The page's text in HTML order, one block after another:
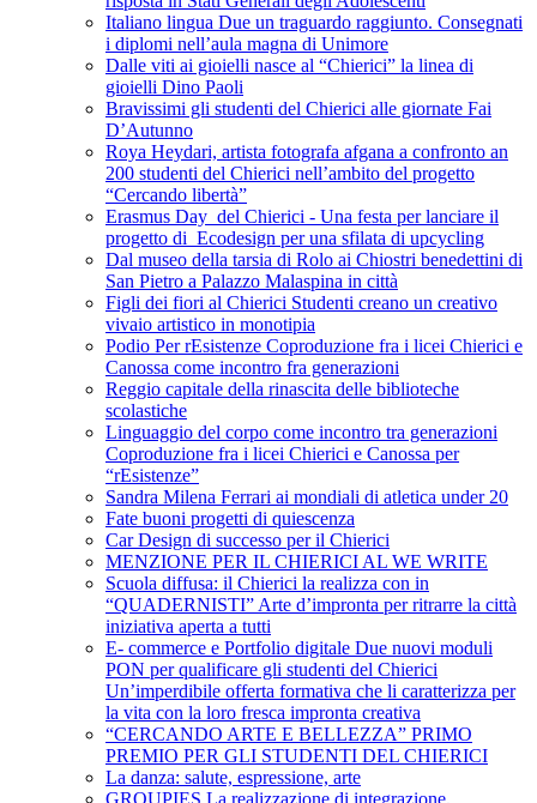
Italiano lingua Due un traguardo raggiunto. Consegnati
i diplomi nell’aula magna di Unimore
Dalle viti ai gioielli nasce al “Chierici” la linea di
gioielli Dino Paoli
Bravissimi gli studenti del Chierici alle giornate Fai
D’Autunno
Roya Heydari, artista fotografa afgana a confronto an
200 studenti del Chierici nell’ambito del progetto
“Cercando libertà”
Erasmus Day del Chierici - Una festa per lanciare il
progetto di Ecodesign per una sfilata di upcycling
Dal museo della tarsia di Rolo ai Chiostri benedettini di
San Pietro a Palazzo Malaspina in città
Figli dei fiori al Chierici Studenti creano un creativo
vivaio artistico in monotipia
Podio Per rEsistenze Coproduzione fra i licei Chierici e
Canossa come incontro fra generazioni
Reggio capitale della rinascita delle biblioteche
scolastiche
Linguaggio del corpo come incontro tra generazioni
Coproduzione fra i licei Chierici e Canossa per
“rEsistenze”
Sandra Milena Ferrari ai mondiali di atletica under 20
Fate buoni progetti di quiescenza
Car Design di successo per il Chierici
MENZIONE PER IL CHIERICI AL WE WRITE
Scuola diffusa: il Chierici la realizza con in
“QUADERNISTI” Arte d’impronta per ritrarre la città
iniziativa aperta a tutti
E- commerce e Portfolio digitale Due nuovi moduli
PON per qualificare gli studenti del Chierici
Un’imperdibile offerta formativa che li caratterizza per
la vita con la loro fresca impronta creativa
“CERCANDO ARTE E BELLEZZA” PRIMO
PREMIO PER GLI STUDENTI DEL CHIERICI
La danza: salute, espressione, arte